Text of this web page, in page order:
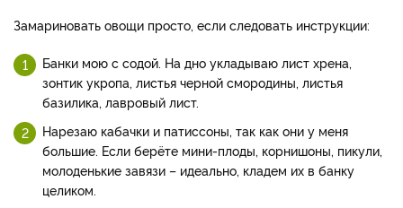
Замариновать овощи просто, если следовать инструкции:
Банки мою с содой. На дно укладываю лист хрена,
зонтик укропа, листья черной смородины, листья
базилика, лавровый лист.
Нарезаю кабачки и патиссоны, так как они у меня
большие. Если берёте мини-плоды, корнишоны, пикули,
молоденькие завязи – идеально, кладем их в банку
целиком.